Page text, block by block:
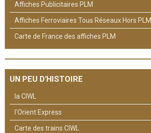
Affiches Publicitaires PLM
Affiches Ferroviaires Tous Réseaux Hors PLM
Carte de France des affiches PLM
UN PEU D'HISTOIRE
la CIWL
l'Orient Express
Carte des trains CIWL